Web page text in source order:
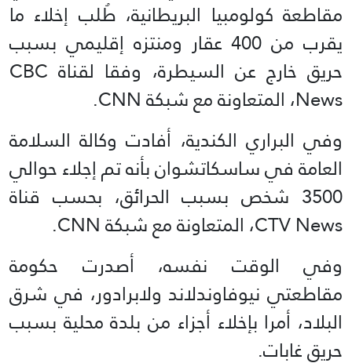
مقاطعة كولومبيا البريطانية، طُلب إخلاء ما
يقرب من 400 عقار ومنتزه إقليمي بسبب
حريق خارج عن السيطرة، وفقا لقناة CBC
News، المتعاونة مع شبكة CNN.
وفي البراري الكندية، أفادت وكالة السلامة
العامة في ساسكاتشوان بأنه تم إجلاء حوالي
3500 شخص بسبب الحرائق، بحسب قناة
CTV News، المتعاونة مع شبكة CNN.
وفي الوقت نفسه، أصدرت حكومة
مقاطعتي نيوفاوندلاند ولابرادور، في شرق
البلاد، أمرا بإخلاء أجزاء من بلدة محلية بسبب
حريق غابات.